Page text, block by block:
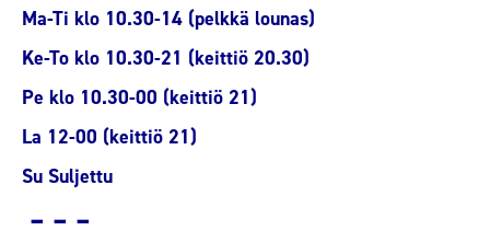
Ma-Ti klo 10.30-14 (pelkkä lounas)
Ke-To klo 10.30-21 (keittiö 20.30)
Pe klo 10.30-00 (keittiö 21)
La 12-00 (keittiö 21)
Su Suljettu
– – –